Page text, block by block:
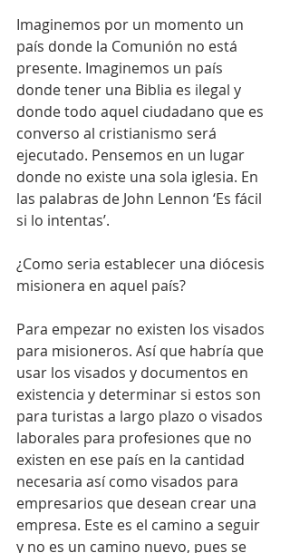
Imaginemos por un momento un
país donde la Comunión no está
presente. Imaginemos un país
donde tener una Biblia es ilegal y
donde todo aquel ciudadano que es
converso al cristianismo será
ejecutado. Pensemos en un lugar
donde no existe una sola iglesia. En
las palabras de John Lennon ‘Es fácil
si lo intentas’.
¿Como seria establecer una diócesis
misionera en aquel país?
Para empezar no existen los visados
para misioneros. Así que habría que
usar los visados y documentos en
existencia y determinar si estos son
para turistas a largo plazo o visados
laborales para profesiones que no
existen en ese país en la cantidad
necesaria así como visados para
empresarios que desean crear una
empresa. Este es el camino a seguir
y no es un camino nuevo, pues se